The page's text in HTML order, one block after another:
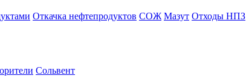
Откачка нефтепродуктов СОЖ Мазут Отходы НПЗ
Сольвент